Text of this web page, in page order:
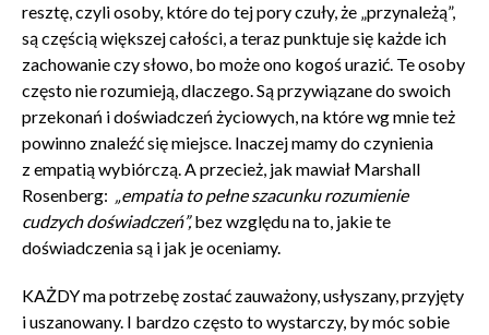
resztę, czyli osoby, które do tej pory czuły, że „przynależą”,
są częścią większej całości, a teraz punktuje się każde ich
zachowanie czy słowo, bo może ono kogoś urazić. Te osoby
często nie rozumieją, dlaczego. Są przywiązane do swoich
przekonań i doświadczeń życiowych, na które wg mnie też
powinno znaleźć się miejsce. Inaczej mamy do czynienia
z empatią wybiórczą. A przecież, jak mawiał Marshall
Rosenberg:
„empatia to pełne szacunku rozumienie
cudzych doświadczeń”,bez względu na to, jakie te
doświadczenia są i jak je oceniamy.
KAŻDY ma potrzebę zostać zauważony, usłyszany, przyjęty
i uszanowany. I bardzo często to wystarczy, by móc sobie